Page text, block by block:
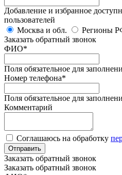
Добавление и избранное
пользователей
Москва и обл.
Регионы
Заказать обратный звонок
ФИО*
Поля обязательное для
Номер телефона*
Поля обязательное для
Комментарий
Соглашаюсь на обработку
Отправить
Заказать обратный звонок
Заказать обратный звонок